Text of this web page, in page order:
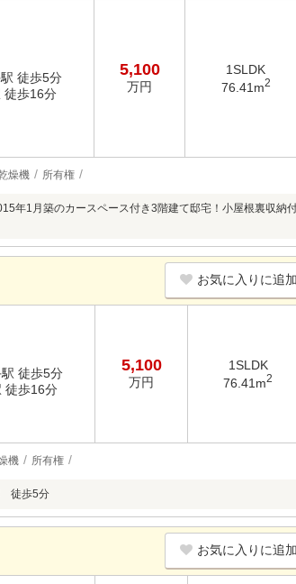
徒歩5分
徒歩16分
5,100
万円
1SLDK
76.41m2
燥機 所有権
年1月築のカースペース付き3階建て邸宅！小屋根裏収納
お気に入りに追加
徒歩5分
徒歩16分
5,100
万円
1SLDK
76.41m2
機 所有権
徒歩5分
お気に入りに追加